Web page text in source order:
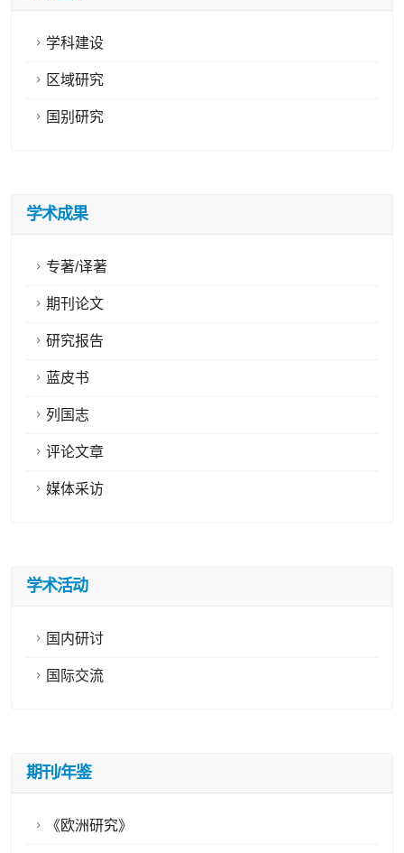
学科建设
区域研究
国别研究
学术成果
专著/译著
期刊论文
研究报告
蓝皮书
列国志
评论文章
媒体采访
学术活动
国内研讨
国际交流
期刊/年鉴
《欧洲研究》